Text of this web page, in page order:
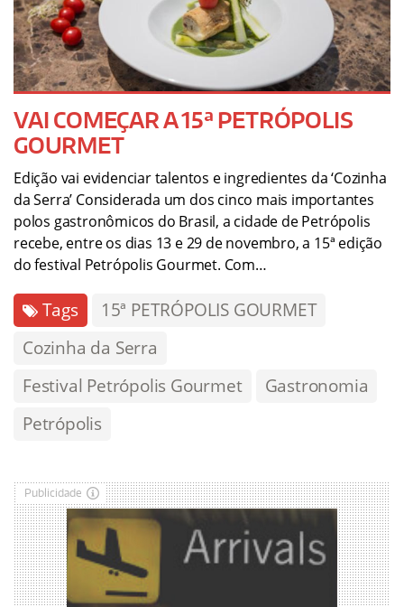
VAI COMEÇAR A 15ª PETRÓPOLIS
GOURMET
Edição vai evidenciar talentos e ingredientes da ‘Cozinha
da Serra’ Considerada um dos cinco mais importantes
polos gastronômicos do Brasil, a cidade de Petrópolis
recebe, entre os dias 13 e 29 de novembro, a 15ª edição
do festival Petrópolis Gourmet. Com…
Tags
15ª PETRÓPOLIS GOURMET
Cozinha da Serra
Festival Petrópolis Gourmet
Gastronomia
Petrópolis
Publicidade